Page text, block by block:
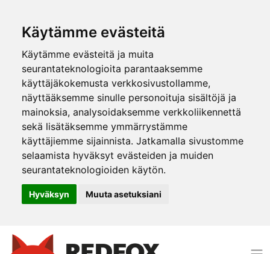
Käytämme evästeitä
Käytämme evästeitä ja muita
seurantateknologioita parantaaksemme
käyttäjäkokemusta verkkosivustollamme,
näyttääksemme sinulle personoituja sisältöjä ja
mainoksia, analysoidaksemme verkkoliikennettä
sekä lisätäksemme ymmärrystämme
käyttäjiemme sijainnista. Jatkamalla sivustomme
selaamista hyväksyt evästeiden ja muiden
seurantateknologioiden käytön.
Hyväksyn Muuta asetuksiani